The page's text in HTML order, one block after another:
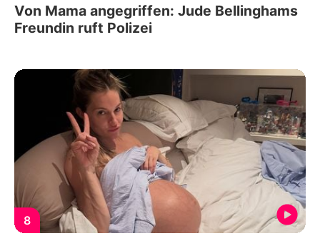
Von Mama angegriffen: Jude Bellinghams
Freundin ruft Polizei
8